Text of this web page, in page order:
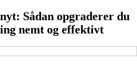
Sådan opgraderer du
nemt og effektivt